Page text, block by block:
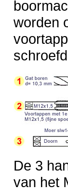
worden
De 3
van het